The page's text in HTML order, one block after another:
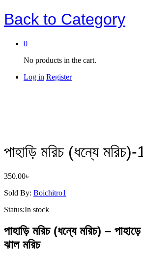
Back to Category
0
No products in the cart.
Log in Register
পাহাড়ি মরিচ (ধন্যে
350.00৳
Sold By: Boichitro1
Status:In stock
পাহাড়ি মরিচ (ধন্যে মরিচ) –
ঝাল মরিচ